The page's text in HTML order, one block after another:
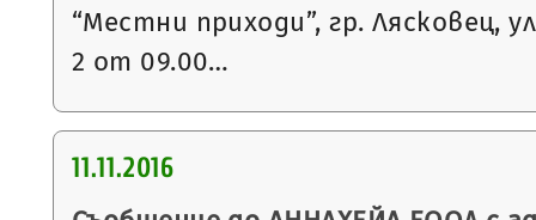
“Местни приходи”, гр. Лясковец,
2 от 09.00…
11.11.2016